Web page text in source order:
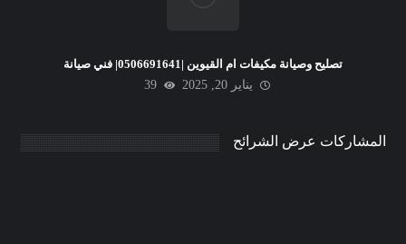
تصليح وصيانة مكيفات ام القيوين |0506691641| فني صيانة
يناير 20, 2025
39
المشاركات عرض الشرائح